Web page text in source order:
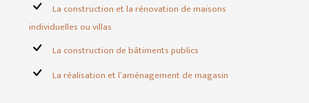
La construction et la rénovation de maisons
individuelles ou villas
La construction de bâtiments publics
La réalisation et l’aménagement de magasin